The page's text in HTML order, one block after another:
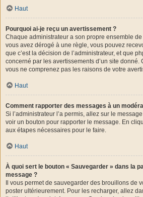
Haut
Pourquoi ai-je reçu un avertissement ?
Chaque administrateur a son propre ensemble
vous avez dérogé à une règle, vous pouvez
que c’est la décision de l’administrateur, et que
concerné par les avertissements d’un site donné.
vous ne comprenez pas les raisons de votre
Haut
Comment rapporter des messages à un
Si l’administrateur l’a permis, allez sur le
voir un bouton pour rapporter le message. En
aux étapes nécessaires pour le faire.
Haut
À quoi sert le bouton « Sauvegarder » dans la
message ?
Il vous permet de sauvegarder des brouillons de
poster ultérieurement. Pour les recharger, allez